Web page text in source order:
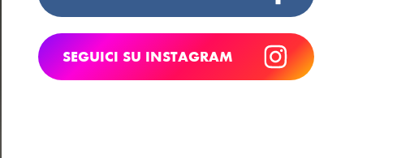
SEGUICI SU INSTAGRAM